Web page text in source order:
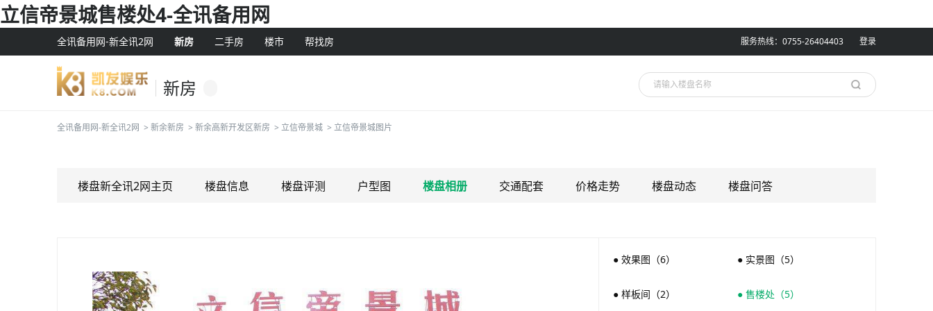
立信帝景城售楼处4-全讯备用网
全讯备用网-新全讯2网 新房 二手房 楼市 帮找房 服务热线：0755-26404403 登录
新房
全讯备用网-新全讯2网 > 新余新房 > 新余高新开发区新房 > 立信帝景城 > 立信帝景城图片
楼盘新全讯2网主页 楼盘信息 楼盘评测 户型图 楼盘相册 交通配套 价格走势 楼盘动态 楼盘问答
● 效果图（6） ● 实景图（5）
● 样板间（2） ● 售楼处（5）